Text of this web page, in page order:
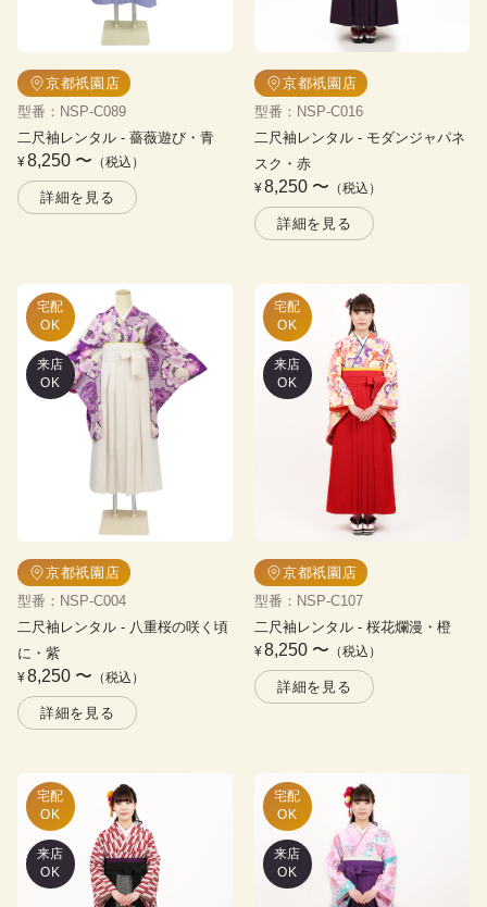
京都祇園店
型番 ： NSP-C089
二尺袖レンタル - 薔薇遊び・青
¥8,250 〜 （税込）
詳細を見る
京都祇園店
型番 ： NSP-C016
二尺袖レンタル - モダンジャパネ
スク・赤
¥8,250 〜 （税込）
詳細を見る
宅配
OK
来店
OK
京都祇園店
型番 ： NSP-C004
二尺袖レンタル - 八重桜の咲く頃
に・紫
¥8,250 〜 （税込）
詳細を見る
宅配
OK
来店
OK
京都祇園店
型番 ： NSP-C107
二尺袖レンタル - 桜花爛漫・橙
¥8,250 〜 （税込）
詳細を見る
宅配
OK
来店
OK
宅配
OK
来店
OK